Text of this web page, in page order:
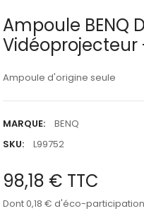
Ampoule BENQ
Ampoule d'origine seule
MARQUE:
BENQ
SKU:
L99752
98,18 € TTC
Dont 0,18 € d'éco-participation